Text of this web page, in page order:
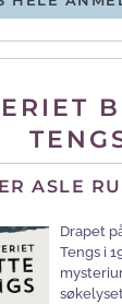
ASLE
Drapet
Tengs i